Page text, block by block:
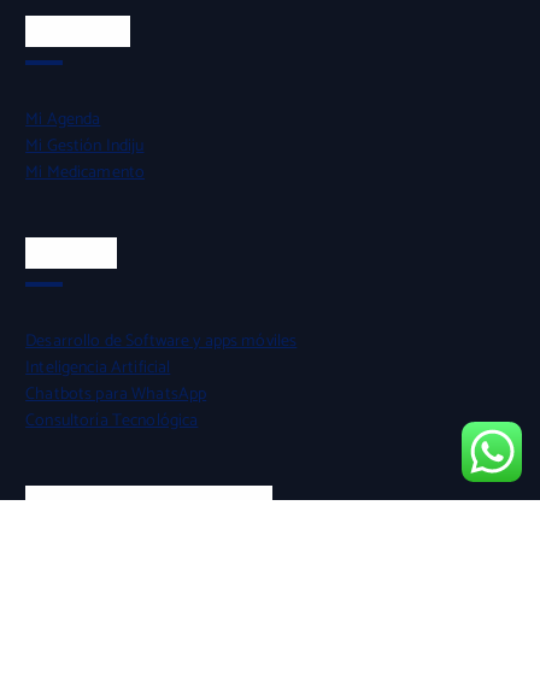
Mi Agenda
Mi Gestión Indiju
Mi Medicamento
Desarrollo de Software y apps móviles
Inteligencia Artificial
Chatbots para WhatsApp
Consultoría Tecnológica
Experiencia y Confianza